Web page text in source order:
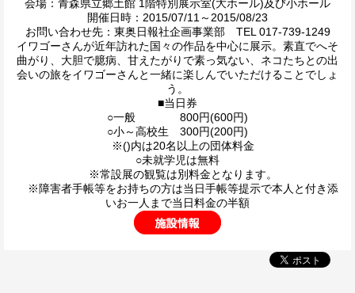
会場：青森県立郷土館 1階特別展示室(大ホール)及び小ホール
開催日時：2015/07/11～2015/08/23
お問い合わせ先：東奥日報社企画事業部 TEL 017-739-1249
イワゴーさんが近年訪れた国々の作品を中心に展示。素直でへそ
曲がり、大胆で臆病、甘えたがりで素っ気ない、ネコたちとの出
会いの旅をイワゴーさんと一緒に楽しんでいただけることでしょ
う。
■当日券
○一般 800円(600円)
○小～高校生 300円(200円)
※()内は20名以上の団体料金
○未就学児は無料
※常設展の観覧は別料金となります。
※障害者手帳等をお持ちの方は当日手帳等提示で本人と付き添
いお一人まで当日料金の半額